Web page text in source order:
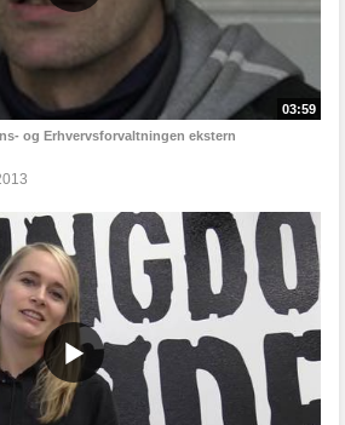
03:59
og Erhvervsforvaltningen ekstern